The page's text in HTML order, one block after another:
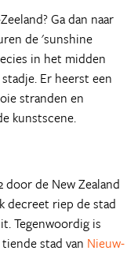
Ga dan naar
de 'sunshine
in het midden
Er heerst een
stranden en
kunstscene.
door de New Zealand
decreet riep de stad
Tegenwoordig is
stad van Nieuw-